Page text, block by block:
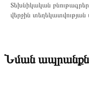
Տեխնիկական
վերջին տեղեկատվության
Նման